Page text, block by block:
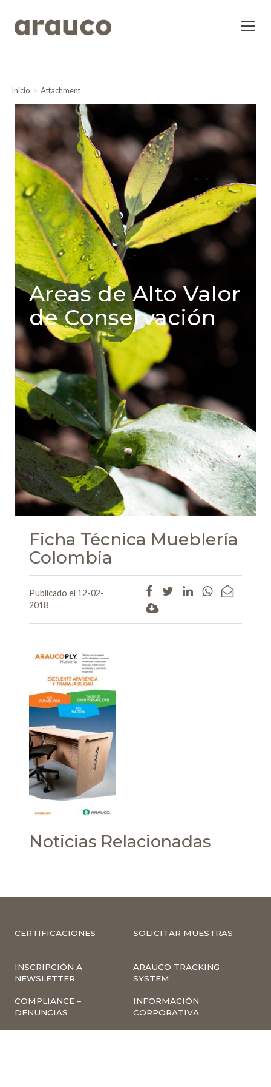
Inicio Attachment
Areas de Alto Valor
de Conservación
Ficha Técnica Mueblería
Colombia
Publicado el 12-02-
2018
Noticias Relacionadas
CERTIFICACIONES SOLICITAR MUESTRAS
INSCRIPCIÓN A
NEWSLETTER
ARAUCO TRACKING
SYSTEM
COMPLIANCE –
DENUNCIAS
INFORMACIÓN
CORPORATIVA